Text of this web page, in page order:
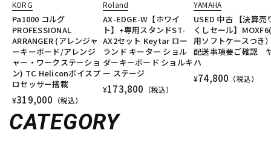
KORG
Pa1000 コルグ
PROFESSIONAL
ARRANGER (アレンジャ
ーキーボード/アレンジ
ャー・ワークステーショ
ン) TC Heliconボイスプ
ロセッサー搭載
¥319,000 （税込）
Roland
AX-EDGE-W【ホワイ
ト】+専用スタンドST-
AX2セット Keytar ロー
ランド キーター ショル
ダーキーボード ショルキ
ー ステージ
¥173,800 （税込）
YAMAHA
USED 中古 【決算売
くしセール】
用ソフトケースつき
配送事項要ご確認
ハ
¥74,800 （税込）
CATEGORY